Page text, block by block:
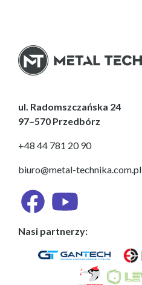
ul. Radomszczańska 24
97–570 Przedbórz
+48 44 781 20 90
biuro@metal-technika.com.pl
Nasi partnerzy: